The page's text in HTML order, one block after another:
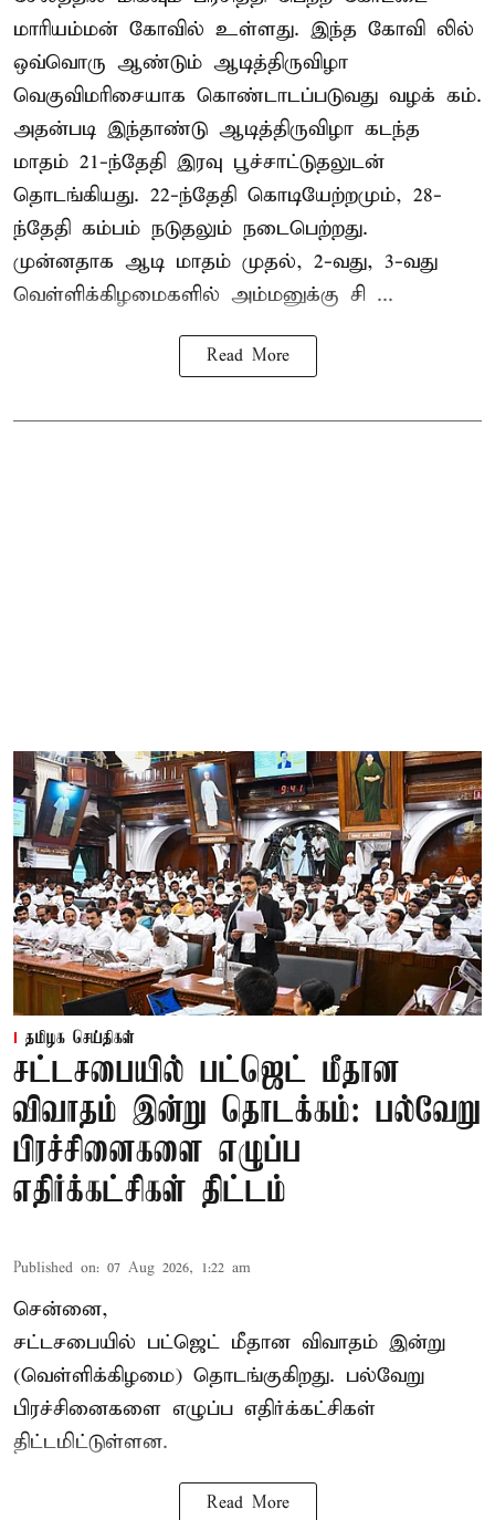
மாரியம்மன் கோவில் உள்ளது. இந்த கோவி லில்
ஒவ்வொரு ஆண்டும் ஆடித்திருவிழா
வெகுவிமரிசையாக கொண்டாடப்படுவது வழக் கம்.
அதன்படி இந்தாண்டு ஆடித்திருவிழா கடந்த
மாதம் 21-ந்தேதி இரவு பூச்சாட்டுதலுடன்
தொடங்கியது. 22-ந்தேதி கொடியேற்றமும், 28-
ந்தேதி கம்பம் நடுதலும் நடைபெற்றது.
முன்னதாக ஆடி மாதம் முதல், 2-வது, 3-வது
வெள்ளிக்கிழமைகளில் அம்மனுக்கு சி ...
Read More
தமிழக செய்திகள்
சட்டசபையில் பட்ஜெட் மீதான
விவாதம் இன்று தொடக்கம்: பல்வேறு
பிரச்சினைகளை எழுப்ப
எதிர்க்கட்சிகள் திட்டம்
Published on: 07 Aug 2026, 1:22 am
சென்னை,
சட்டசபையில் பட்ஜெட் மீதான விவாதம் இன்று
(வெள்ளிக்கிழமை) தொடங்குகிறது. பல்வேறு
பிரச்சினைகளை எழுப்ப எதிர்க்கட்சிகள்
திட்டமிட்டுள்ளன.
Read More